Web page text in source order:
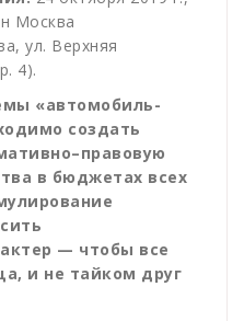
Москва
ул. Верхняя
4).
«автомобиль-
создать
в бюджетах всех
— чтобы все
и не тайком друг